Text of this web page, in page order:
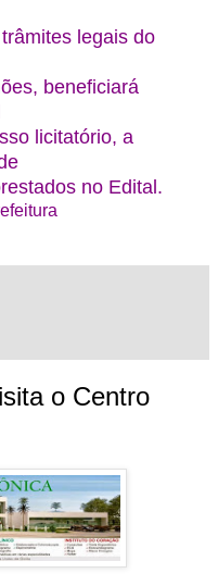
legais do
beneficiará
licitatório, a
no Edital.
o Centro